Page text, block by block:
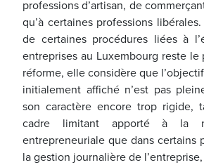
professions d’artisan, de
qu’à certaines professions
de certaines procédures liées à
entreprises au Luxembourg reste
réforme, elle considère que
initialement affiché n’est pas
son caractère encore trop rigide,
cadre limitant apporté à la
entrepreneuriale que dans certains
la gestion journalière de